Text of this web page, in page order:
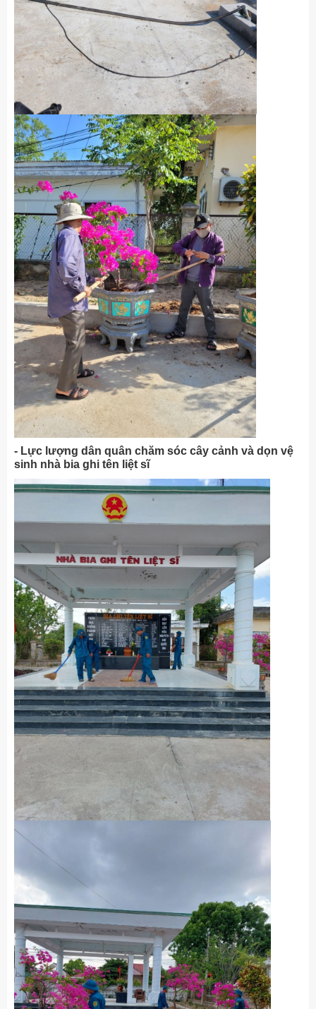
- Lực lượng dân quân chăm sóc cây cảnh và dọn vệ
sinh nhà bia ghi tên liệt sĩ